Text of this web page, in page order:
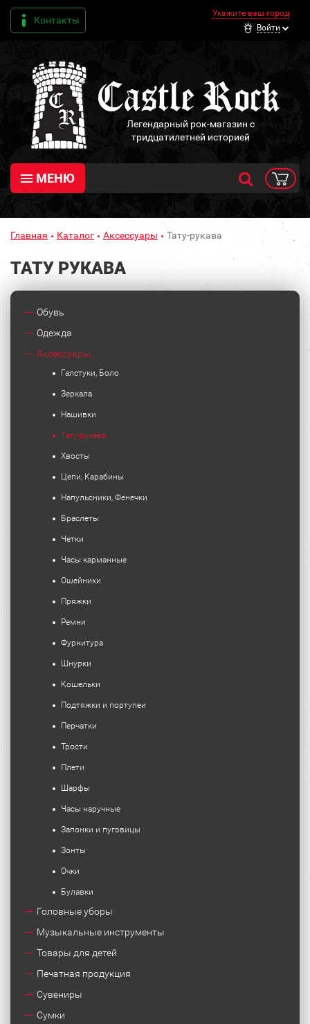
Контакты
Укажите ваш город
Войти
Легендарный рок-магазин с
тридцатилетней историей
МЕНЮ
Главная Каталог Аксессуары Тату-рукава
ТАТУ РУКАВА
Обувь
Одежда
Аксессуары
Галстуки, Боло
Зеркала
Нашивки
Тату-рукава
Хвосты
Цепи, Карабины
Напульсники, Фенечки
Браслеты
Четки
Часы карманные
Ошейники
Пряжки
Ремни
Фурнитура
Шнурки
Кошельки
Подтяжки и портупеи
Перчатки
Трости
Плети
Шарфы
Часы наручные
Запонки и пуговицы
Зонты
Очки
Булавки
Головные уборы
Музыкальные инструменты
Товары для детей
Печатная продукция
Сувениры
Сумки